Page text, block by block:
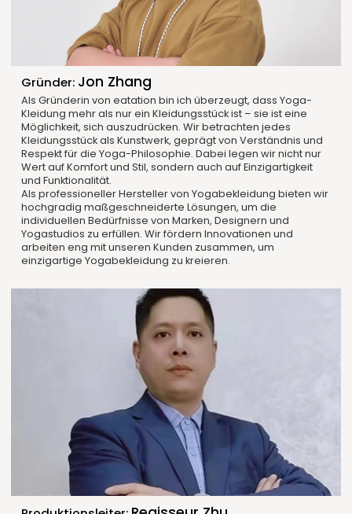
Gründer: Jon Zhang
Als Gründerin von eatation bin ich überzeugt, dass Yoga-
Kleidung mehr als nur ein Kleidungsstück ist – sie ist eine
Möglichkeit, sich auszudrücken. Wir betrachten jedes
Kleidungsstück als Kunstwerk, geprägt von Verständnis und
Respekt für die Yoga-Philosophie. Dabei legen wir nicht nur
Wert auf Komfort und Stil, sondern auch auf Einzigartigkeit
und Funktionalität.
Als professioneller Hersteller von Yogabekleidung bieten wir
hochgradig maßgeschneiderte Lösungen, um die
individuellen Bedürfnisse von Marken, Designern und
Yogastudios zu erfüllen. Wir fördern Innovationen und
arbeiten eng mit unseren Kunden zusammen, um
einzigartige Yogabekleidung zu kreieren.